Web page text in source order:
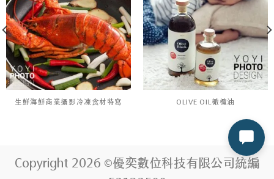
生鮮海鮮商業攝影冷凍食材特寫 OLIVE OIL橄欖油
Copyright 2026 ©優奕數位科技有限公司統編